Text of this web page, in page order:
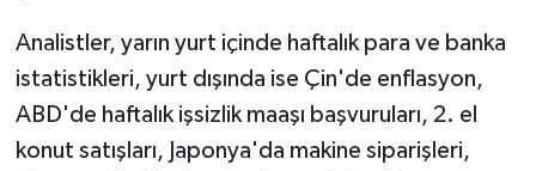
Analistler, yarın yurt içinde haftalık para ve banka
istatistikleri, yurt dışında ise Çin'de enflasyon,
ABD'de haftalık işsizlik maaşı başvuruları, 2. el
konut satışları, Japonya'da makine siparişleri,